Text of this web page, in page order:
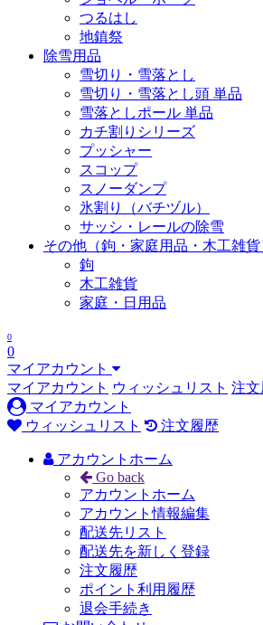
つるはし
地鎮祭
除雪用品
雪切り・雪落とし
雪切り・雪落とし頭 単品
雪落としポール 単品
カチ割りシリーズ
プッシャー
スコップ
スノーダンプ
氷割り（バチヅル）
サッシ・レールの除雪
その他（鉤・家庭用品・木工雑貨
鉤
木工雑貨
家庭・日用品
0
0
マイアカウント
マイアカウント ウィッシュリスト 注
マイアカウント
ウィッシュリスト
注文履歴
アカウントホーム
Go back
アカウントホーム
アカウント情報編集
配送先リスト
配送先を新しく登録
注文履歴
ポイント利用履歴
退会手続き